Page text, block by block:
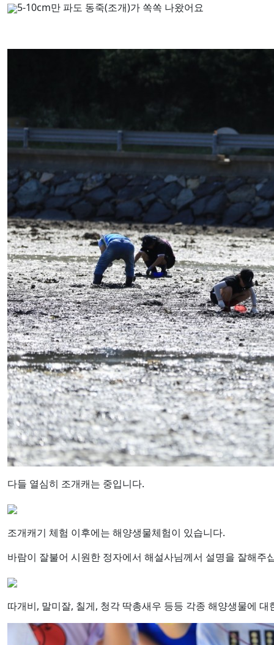
5-10cm만 파도 동죽(조개)가 쏙쏙 나왔어요
다들 열심히 조개캐는 중입니다.
조개캐기 체험 이후에는 해양생물체험이 있습니다.
바람이 잘불어 시원한 정자에서 해설사님께서 설명을 잘해주
따개비, 말미잘, 칠게, 청각 딱총새우 등등 각종 해양생물에